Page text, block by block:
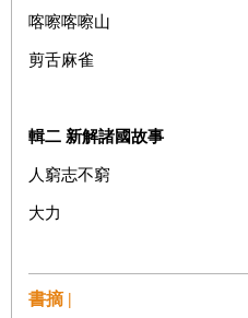
喀嚓喀嚓山
剪舌麻雀
輯二 新解諸國故事
人窮志不窮
大力
人魚之海
書摘 |